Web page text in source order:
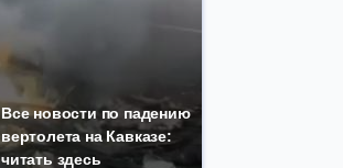
Все новости по падению
вертолета на Кавказе:
читать здесь